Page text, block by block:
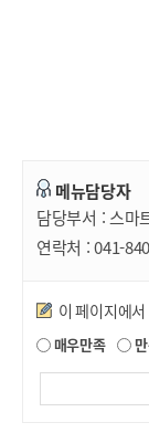
메뉴담당자
담당부서 : 스마
연락처 :041-
만족도조사
이 페이지에
매우만족